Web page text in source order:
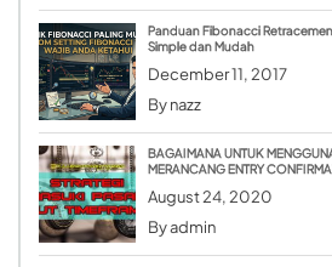
Panduan Fibonacci
Simple dan Mudah
December 11, 2017
Bynazz
BAGAIMANA UNTUK
MERANCANG ENTRY
August 24, 2020
Byadmin